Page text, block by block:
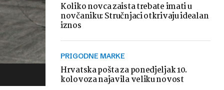
Koliko novca zaista trebate imati u
novčaniku: Stručnjaci otkrivaju idealan
iznos
PRIGODNE MARKE
Hrvatska pošta za ponedjeljak 10.
kolovoza najavila veliku novost